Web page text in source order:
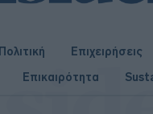
Πολιτική Επιχειρήσεις
Επικαιρότητα